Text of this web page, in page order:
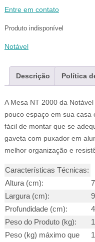
Entre em contato
Produto indisponível
Notável
Descrição Política
A Mesa NT 2000 da
pouco espaço em sua casa
fácil de montar que se
gaveta com puxador em
melhor organização e
Características Técnicas:
Altura (cm):
Largura (cm):
Profundidade (cm):
Peso do Produto (kg):
Peso (kg) máximo que